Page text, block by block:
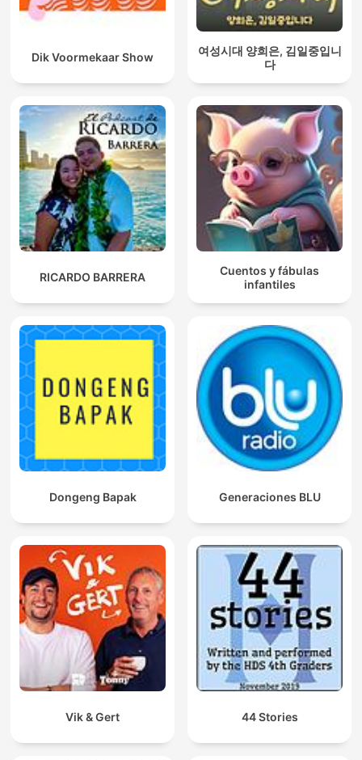
Dik Voormekaar Show
여성시대 양희은, 김일중입니
다
RICARDO BARRERA
Cuentos y fábulas
infantiles
Dongeng Bapak Generaciones BLU
Vik & Gert 44 Stories